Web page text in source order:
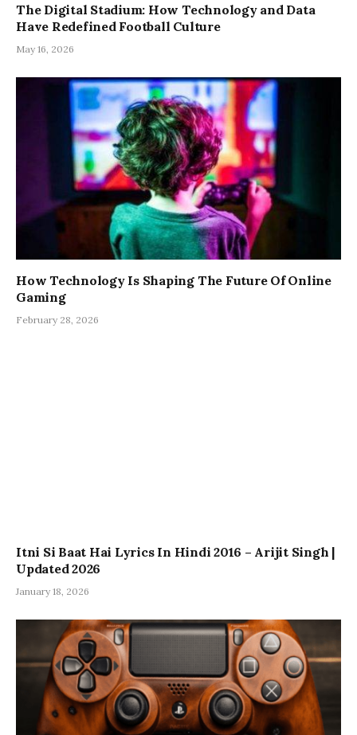
The Digital Stadium: How Technology and Data
Have Redefined Football Culture
May 16, 2026
How Technology Is Shaping The Future Of Online
Gaming
February 28, 2026
Itni Si Baat Hai Lyrics In Hindi 2016 – Arijit Singh |
Updated 2026
January 18, 2026